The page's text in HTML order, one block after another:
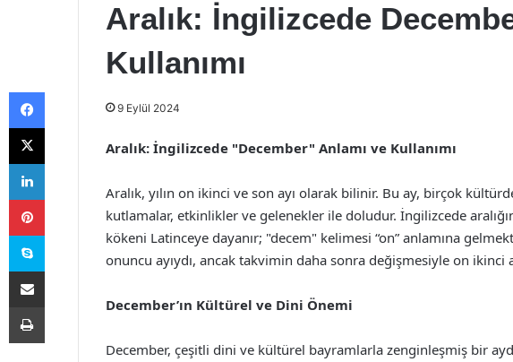
Aralık: İngilizcede
Kullanımı
9 Eylül 2024
Aralık: İngilizcede "December" Anlamı ve Kullanımı
Aralık, yılın on ikinci ve son ayı olarak bilinir. Bu ay, birçok
kutlamalar, etkinlikler ve gelenekler ile doludur. İngilizcede
kökeni Latinceye dayanır; "decem" kelimesi “on” anlamına
onuncu ayıydı, ancak takvimin daha sonra değişmesiyle on ikinci
December’ın Kültürel ve Dini Önemi
December, çeşitli dini ve kültürel bayramlarla zenginleşmiş bir
Facebook
X
LinkedIn
Pinterest
Skype
E-Posta ile paylaş